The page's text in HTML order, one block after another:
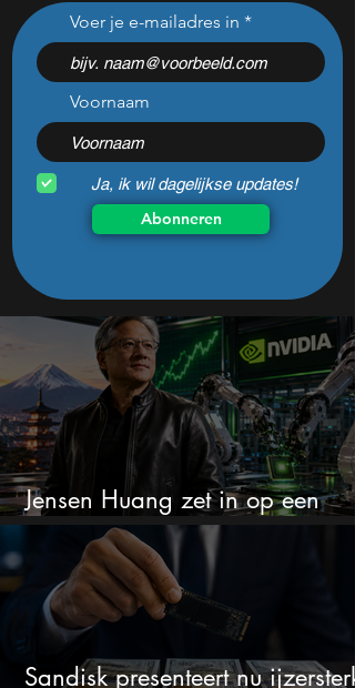
Deze aandelen kunnen
profiteren van het WK
Voer je e-mailadres in
Voornaam
Ja, ik wil dagelijkse updates!
Abonneren
Jensen Huang zet in op een
aandeel dat bijna niemand kent
Sandisk presenteert nu